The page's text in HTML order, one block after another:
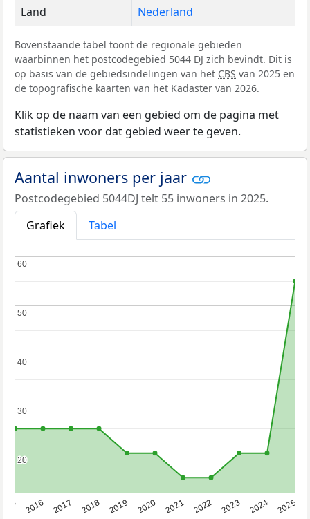
Land
Nederland
Bovenstaande tabel toont de regionale gebieden
waarbinnen het postcodegebied 5044 DJ zich bevindt. Dit is
op basis van de gebiedsindelingen van het CBS van 2025 en
de topografische kaarten van het Kadaster van 2026.
Klik op de naam van een gebied om de pagina met
statistieken voor dat gebied weer te geven.
Aantal inwoners per jaar
Postcodegebied 5044DJ telt 55 inwoners in 2025.
Grafiek
Tabel
2016 2017 2018 2019 2020 2021 2022 2023 2024 2025
20
20
30
30
40
40
50
50
60
60